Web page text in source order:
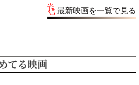
最新映画を一覧で見る
てる映画